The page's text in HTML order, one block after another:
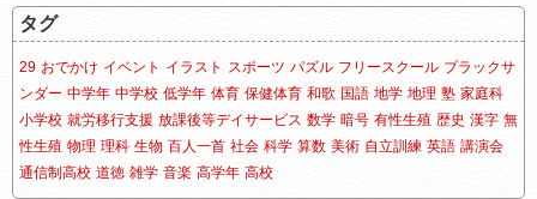
タグ
29 おでかけ イベント イラスト スポーツ パズル フリースクール ブラックサ
ンダー 中学年 中学校 低学年 体育 保健体育 和歌 国語 地学 地理 塾 家庭科
小学校 就労移行支援 放課後等デイサービス 数学 暗号 有性生殖 歴史 漢字 無
性生殖 物理 理科 生物 百人一首 社会 科学 算数 美術 自立訓練 英語 講演会
通信制高校 道徳 雑学 音楽 高学年 高校